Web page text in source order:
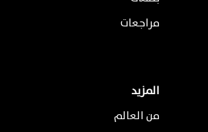
مراجعات
المزيد
من العالم